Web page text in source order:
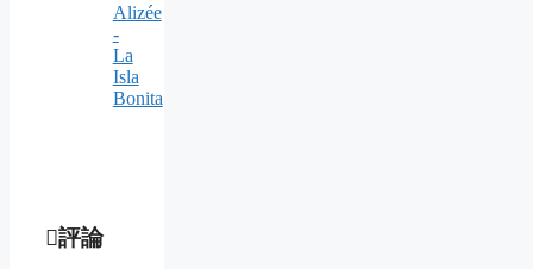
Alizée
-
La
Isla
Bonita
評論